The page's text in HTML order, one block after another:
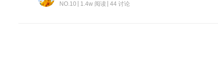
NO.10 1.4w 阅读 44 讨论